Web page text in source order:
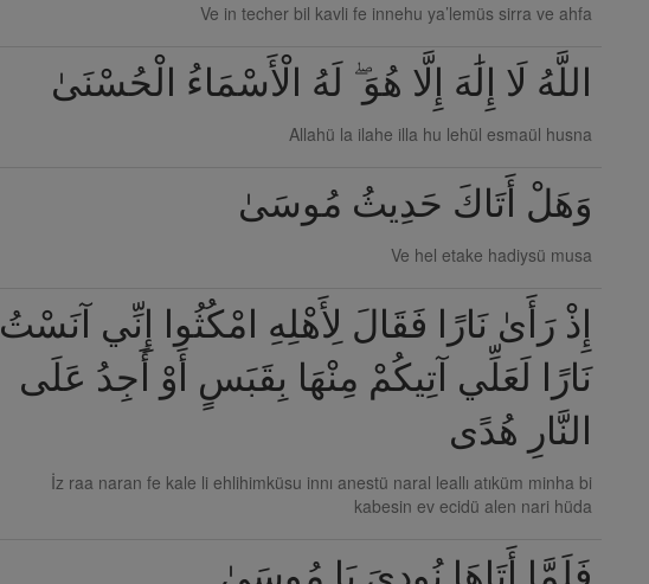
Ve in techer bil kavli fe innehu ya’lemüs sirra ve ahfa
اللَّهُ لَا إِلَٰهَ إِلَّا هُوَ ۖ لَهُ الْأَسْمَاءُ الْحُسْنَىٰ
Allahü la ilahe illa hu lehül esmaül husna
وَهَلْ أَتَاكَ حَدِيثُ مُوسَىٰ
Ve hel etake hadiysü musa
إِذْ رَأَىٰ نَارًا فَقَالَ لِأَهْلِهِ امْكُثُوا إِنِّي آنَسْتُ
نَارًا لَعَلِّي آتِيكُمْ مِنْهَا بِقَبَسٍ أَوْ أَجِدُ عَلَى
النَّارِ هُدًى
İz raa naran fe kale li ehlihimküsu innı anestü naral leallı atıküm minha bi
kabesin ev ecidü alen nari hüda